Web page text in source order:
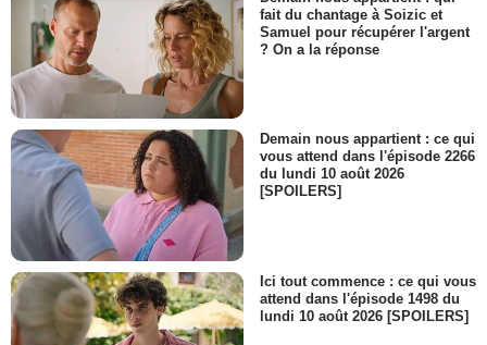
fait du chantage à Soizic et
Samuel pour récupérer l'argent
? On a la réponse
Demain nous appartient : ce qui
vous attend dans l'épisode 2266
du lundi 10 août 2026
[SPOILERS]
Ici tout commence : ce qui vous
attend dans l'épisode 1498 du
lundi 10 août 2026 [SPOILERS]